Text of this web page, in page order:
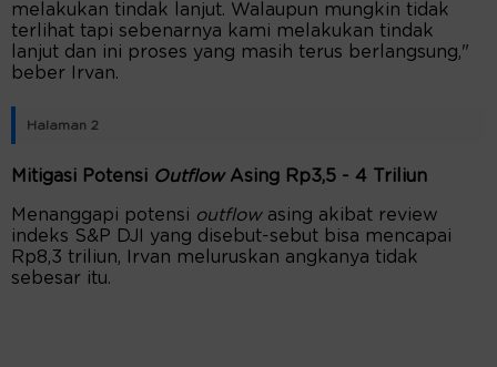
melakukan tindak lanjut. Walaupun mungkin tidak
terlihat tapi sebenarnya kami melakukan tindak
lanjut dan ini proses yang masih terus berlangsung,"
beber Irvan.
Halaman 2
Mitigasi Potensi OutflowAsing Rp3,5 - 4 Triliun
Menanggapi potensi outflowasing akibat review
indeks S&P DJI yang disebut-sebut bisa mencapai
Rp8,3 triliun, Irvan meluruskan angkanya tidak
sebesar itu.